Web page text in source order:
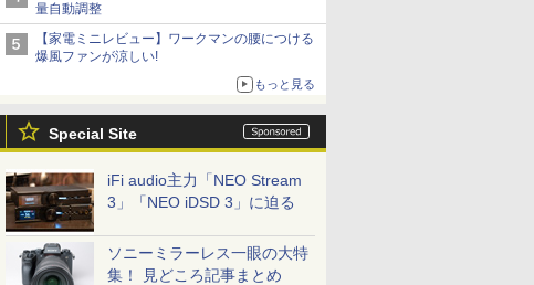
量自動調整
【家電ミニレビュー】ワークマンの腰につける
爆風ファンが涼しい!
もっと見る
Special Site
iFi audio主力「NEO Stream
3」「NEO iDSD 3」に迫る
ソニーミラーレス一眼の大特
集！ 見どころ記事まとめ